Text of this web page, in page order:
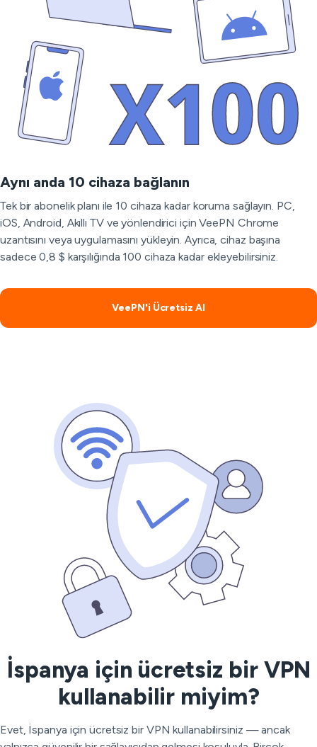
Aynı anda 10 cihaza bağlanın
Tek bir abonelik planı ile 10 cihaza kadar koruma sağlayın. PC,
iOS, Android, Akıllı TV ve yönlendirici için VeePN Chrome
uzantısını veya uygulamasını yükleyin. Ayrıca, cihaz başına
sadece 0,8 $ karşılığında 100 cihaza kadar ekleyebilirsiniz.
VeePN'i Ücretsiz Al
İspanya için ücretsiz bir VPN
kullanabilir miyim?
Evet, İspanya için ücretsiz bir VPN kullanabilirsiniz — ancak